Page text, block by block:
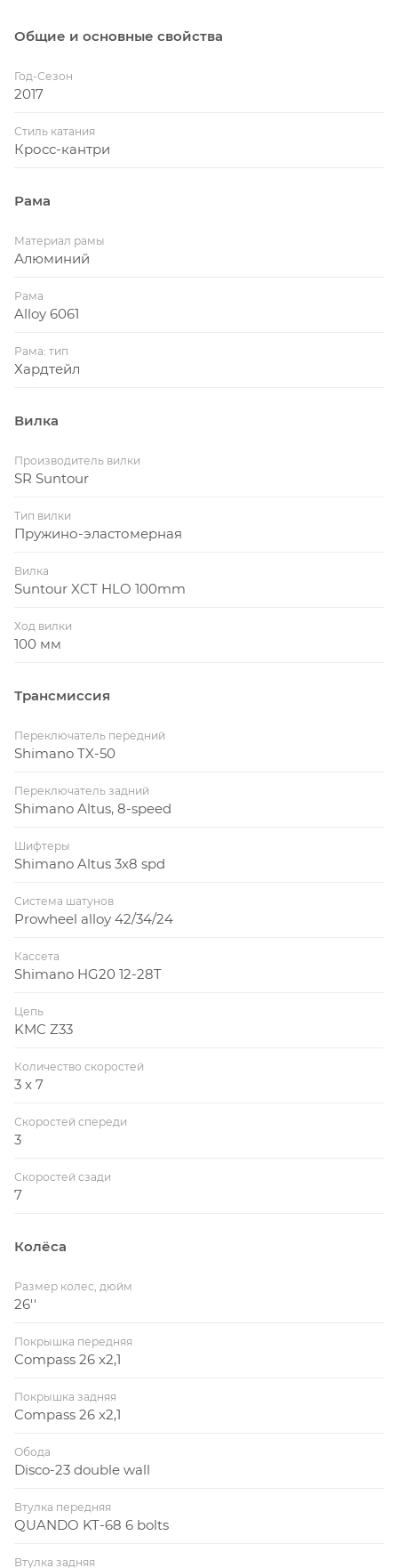
Общие и основные свойства
Год-Сезон
2017
Стиль катания
Кросс-кантри
Рама
Материал рамы
Алюминий
Рама
Alloy 6061
Рама: тип
Хардтейл
Вилка
Производитель вилки
SR Suntour
Тип вилки
Пружино-эластомерная
Вилка
Suntour XCT HLO 100mm
Ход вилки
100 мм
Трансмиссия
Переключатель передний
Shimano TX-50
Переключатель задний
Shimano Altus, 8-speed
Шифтеры
Shimano Altus 3x8 spd
Система шатунов
Prowheel alloy 42/34/24
Кассета
Shimano HG20 12-28T
Цепь
KMC Z33
Количество скоростей
3 x 7
Скоростей спереди
3
Скоростей сзади
7
Колёса
Размер колес, дюйм
26''
Покрышка передняя
Compass 26 x2,1
Покрышка задняя
Compass 26 x2,1
Обода
Disco-23 double wall
Втулка передняя
QUANDO KT-68 6 bolts
Втулка задняя